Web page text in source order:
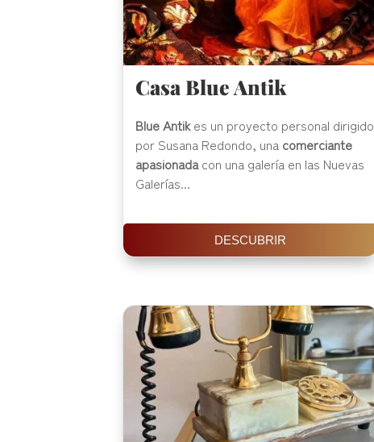
Casa Blue Antik
Blue Antikes un proyecto personal dirigido
por Susana Redondo, una comerciante
apasionadacon una galería en las Nuevas
Galerías...
DESCUBRIR